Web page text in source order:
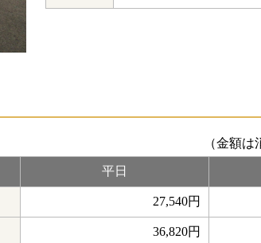
（金額は
平日
27,540円
36,820円